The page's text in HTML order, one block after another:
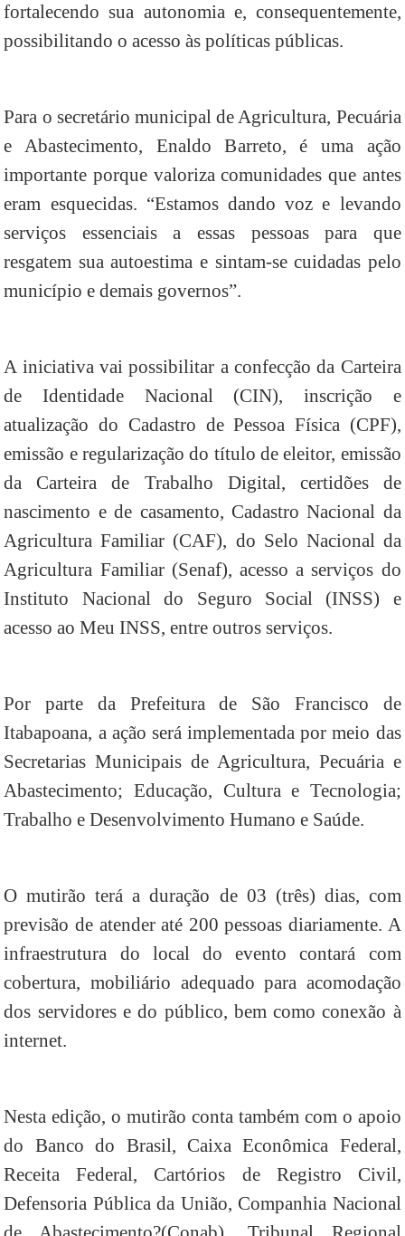
fortalecendo sua autonomia e, consequentemente,
possibilitando o acesso às políticas públicas.
Para o secretário municipal de Agricultura, Pecuária
e Abastecimento, Enaldo Barreto, é uma ação
importante porque valoriza comunidades que antes
eram esquecidas. “Estamos dando voz e levando
serviços essenciais a essas pessoas para que
resgatem sua autoestima e sintam-se cuidadas pelo
município e demais governos”.
A iniciativa vai possibilitar a confecção da Carteira
de Identidade Nacional (CIN), inscrição e
atualização do Cadastro de Pessoa Física (CPF),
emissão e regularização do título de eleitor, emissão
da Carteira de Trabalho Digital, certidões de
nascimento e de casamento, Cadastro Nacional da
Agricultura Familiar (CAF), do Selo Nacional da
Agricultura Familiar (Senaf), acesso a serviços do
Instituto Nacional do Seguro Social (INSS) e
acesso ao Meu INSS, entre outros serviços.
Por parte da Prefeitura de São Francisco de
Itabapoana, a ação será implementada por meio das
Secretarias Municipais de Agricultura, Pecuária e
Abastecimento; Educação, Cultura e Tecnologia;
Trabalho e Desenvolvimento Humano e Saúde.
O mutirão terá a duração de 03 (três) dias, com
previsão de atender até 200 pessoas diariamente. A
infraestrutura do local do evento contará com
cobertura, mobiliário adequado para acomodação
dos servidores e do público, bem como conexão à
internet.
Nesta edição, o mutirão conta também com o apoio
do Banco do Brasil, Caixa Econômica Federal,
Receita Federal, Cartórios de Registro Civil,
Defensoria Pública da União, Companhia Nacional